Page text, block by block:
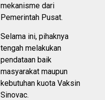
mekanisme dari
Pemerintah Pusat.
Selama ini, pihaknya
tengah melakukan
pendataan baik
masyarakat maupun
kebutuhan kuota Vaksin
Sinovac.